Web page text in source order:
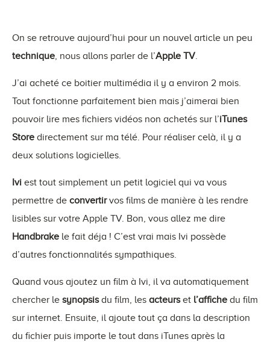
On se retrouve aujourd’hui pour un nouvel article un peu
technique, nous allons parler de l’Apple TV.
J’ai acheté ce boitier multimédia il y a environ 2 mois.
Tout fonctionne parfaitement bien mais j’aimerai bien
pouvoir lire mes fichiers vidéos non achetés sur l’iTunes
Store directement sur ma télé. Pour réaliser celà, il y a
deux solutions logicielles.
Ivi est tout simplement un petit logiciel qui va vous
permettre de convertirvos films de manière à les rendre
lisibles sur votre Apple TV. Bon, vous allez me dire
Handbrake le fait déja ! C’est vrai mais Ivi possède
d’autres fonctionnalités sympathiques.
Quand vous ajoutez un film à Ivi, il va automatiquement
chercher le synopsisdu film, les acteurset l’affiche du film
sur internet. Ensuite, il ajoute tout ça dans la description
du fichier puis importe le tout dans iTunes après la